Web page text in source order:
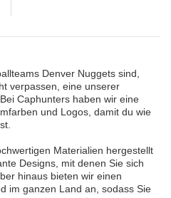
Denver Nuggets sind,
verpassen, eine unserer
Caphunters haben wir eine
und Logos, damit du wie
Materialien hergestellt
Designs, mit denen Sie sich
hinaus bieten wir einen
im ganzen Land an, sodass Sie